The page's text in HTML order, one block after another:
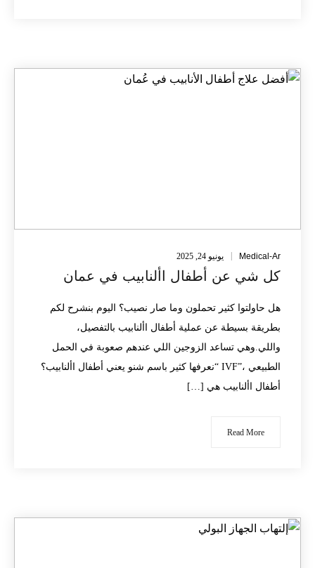
Medical-Ar يونيو 24, 2025
كل شي عن أطفال األنابيب في عمان
هل حاولتوا كثير تحملون وما صار نصيب؟ اليوم بنشرح لكم
بطريقة بسيطة عن عملية أطفال األنابيب بالتفصيل،
واللي.وهي تساعد الزوجين اللي عندهم صعوبة في الحمل
الطبيعي ،”IVF “نعرفها كثير باسم شنو يعني أطفال األنابيب؟
أطفال األنابيب هي […]
Read More